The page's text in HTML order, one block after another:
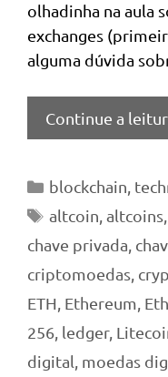
olhadinha na aula
exchanges
alguma dúvida
Continue a
Categorias
blockchain,
Tags
altcoin,altcoins,
chave privada,
criptomoedas,
ETH, Ethereum,
256, ledger,
digital, moedas